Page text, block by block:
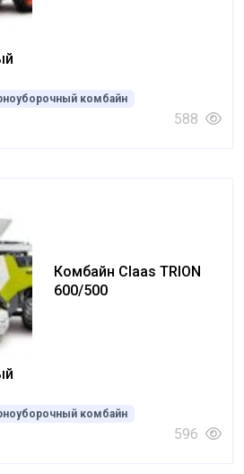
комбайн
588
Комбайн Claas TRION
600/500
комбайн
596